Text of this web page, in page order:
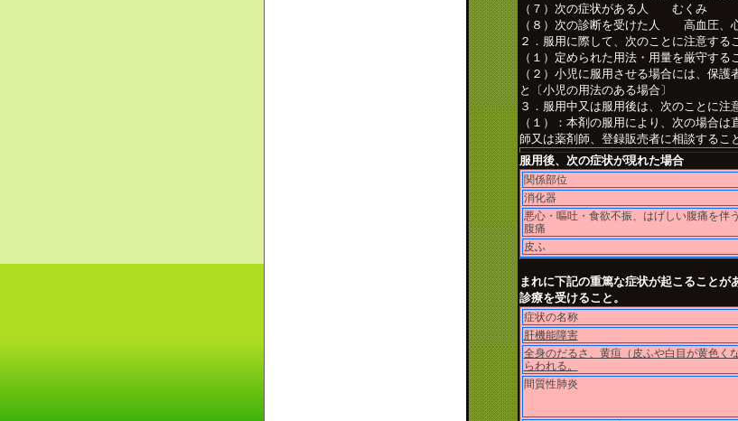
（７）次の症状がある人 むくみ
（８）次の診断を受けた人 高血圧、
２．服用に際して、次のことに注意する
（１）定められた用法・用量を厳守する
（２）小児に服用させる場合には、保
と〔小児の用法のある場合〕
３．服用中又は服用後は、次のことに注
（１）：本剤の服用により、次の場合
師又は薬剤師、登録販売者に相談するこ
服用後、次の症状が現れた場合
関係部位
消化器
悪心・嘔吐・食欲不振、はげしい腹痛を伴う
腹痛
皮ふ
まれに下記の重篤な症状が起こることが
診療を受けること。
症状の名称
肝機能障害
全身のだるさ、黄疸（皮ふや白目が黄色く
らわれる。
間質性肺炎